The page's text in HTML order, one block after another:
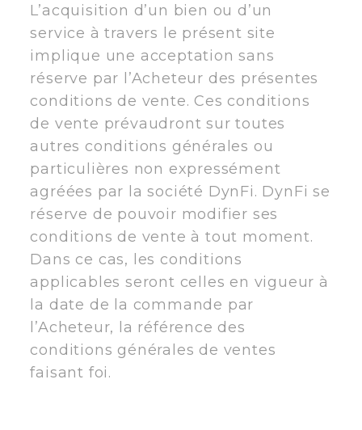
L’acquisition d’un bien ou d’un
service à travers le présent site
implique une acceptation sans
réserve par l’Acheteur des présentes
conditions de vente. Ces conditions
de vente prévaudront sur toutes
autres conditions générales ou
particulières non expressément
agréées par la société DynFi. DynFi se
réserve de pouvoir modifier ses
conditions de vente à tout moment.
Dans ce cas, les conditions
applicables seront celles en vigueur à
la date de la commande par
l’Acheteur, la référence des
conditions générales de ventes
faisant foi.